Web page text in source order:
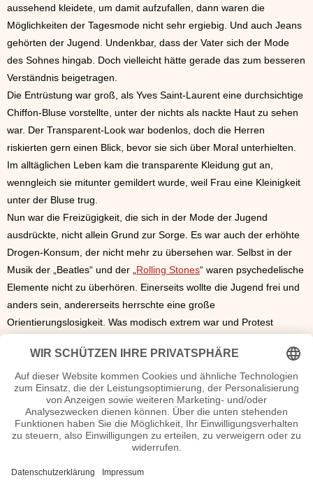
aussehend kleidete, um damit aufzufallen, dann waren die
Möglichkeiten der Tagesmode nicht sehr ergiebig. Und auch Jeans
gehörten der Jugend. Undenkbar, dass der Vater sich der Mode
des Sohnes hingab. Doch vielleicht hätte gerade das zum besseren
Verständnis beigetragen.
Die Entrüstung war groß, als Yves Saint-Laurent eine durchsichtige
Chiffon-Bluse vorstellte, unter der nichts als nackte Haut zu sehen
war. Der Transparent-Look war bodenlos, doch die Herren
riskierten gern einen Blick, bevor sie sich über Moral unterhielten.
Im alltäglichen Leben kam die transparente Kleidung gut an,
wenngleich sie mitunter gemildert wurde, weil Frau eine Kleinigkeit
unter der Bluse trug.
Nun war die Freizügigkeit, die sich in der Mode der Jugend
ausdrückte, nicht allein Grund zur Sorge. Es war auch der erhöhte
Drogen-Konsum, der nicht mehr zu übersehen war. Selbst in der
Musik der „Beatles“ und der „Rolling Stones“ waren psychedelische
Elemente nicht zu überhören. Einerseits wollte die Jugend frei und
anders sein, andererseits herrschte eine große
Orientierungslosigkeit. Was modisch extrem war und Protest
der Stein des Anstoßes und heiß umstritten. Die Meinungen gingen
auseinander. Die jungen Mädchen mischten sich nicht in den Streit
um die Rocklänge, sie trugen die Röcke und Kleider einfach. Und je
kürzer sie waren, desto sicherer konnten sie sein, beäugt zu
werden. Auffallen um jeden Preis war längst zum Motto geworden.
Dass in aller Spießigkeit auch die Sorge um moralische Grundwerte
Jahr 1966 keineswegs. Sie war bunt und ideenreich und – sie war